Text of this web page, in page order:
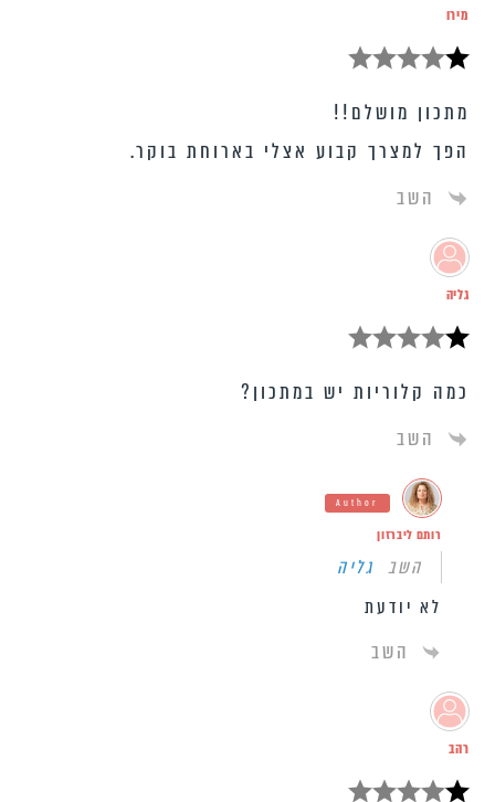
מירו
מתכון מושלם!!
הפך למצרך קבוע אצלי בארוחת בוקר.
השב
גליה
כמה קלוריות יש במתכון?
השב
Author
רותם ליברזון
השב גליה
לא יודעת
השב
רהב